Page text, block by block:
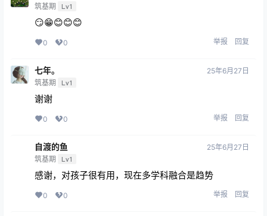
筑基期 Lv1
😏😁😊😊😊
0 0 举报 回复
七年。
筑基期 Lv1
25年6月27日
谢谢
0 0 举报 回复
自渡的鱼
筑基期 Lv1
25年6月27日
感谢，对孩子很有用，现在多学科融合是趋势
0 0 举报 回复